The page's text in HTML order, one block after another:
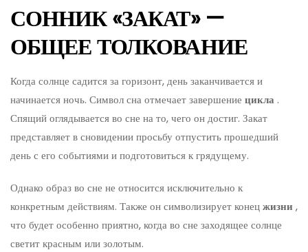
СОННИК «ЗАКАТ» —
ОБЩЕЕ ТОЛКОВАНИЕ
Когда солнце садится за горизонт, день заканчивается и
начинается ночь. Символ сна отмечает завершение цикла .
Спящий оглядывается во сне на то, чего он достиг. Закат
представляет в сновидении просьбу отпустить прошедший
день с его событиями и подготовиться к грядущему.
Однако образ во сне не относится исключительно к
конкретным действиям. Также он символизирует конецжизни ,
что будет особенно приятно, когда во сне заходящее солнце
светит красным или золотым.